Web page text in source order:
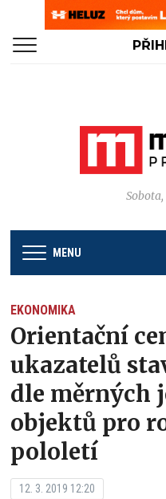
MENU
EKONOMIKA
Orientační
ukazatelů
dle měrných
objektů pro
pololetí
12. 3. 2019 12:20